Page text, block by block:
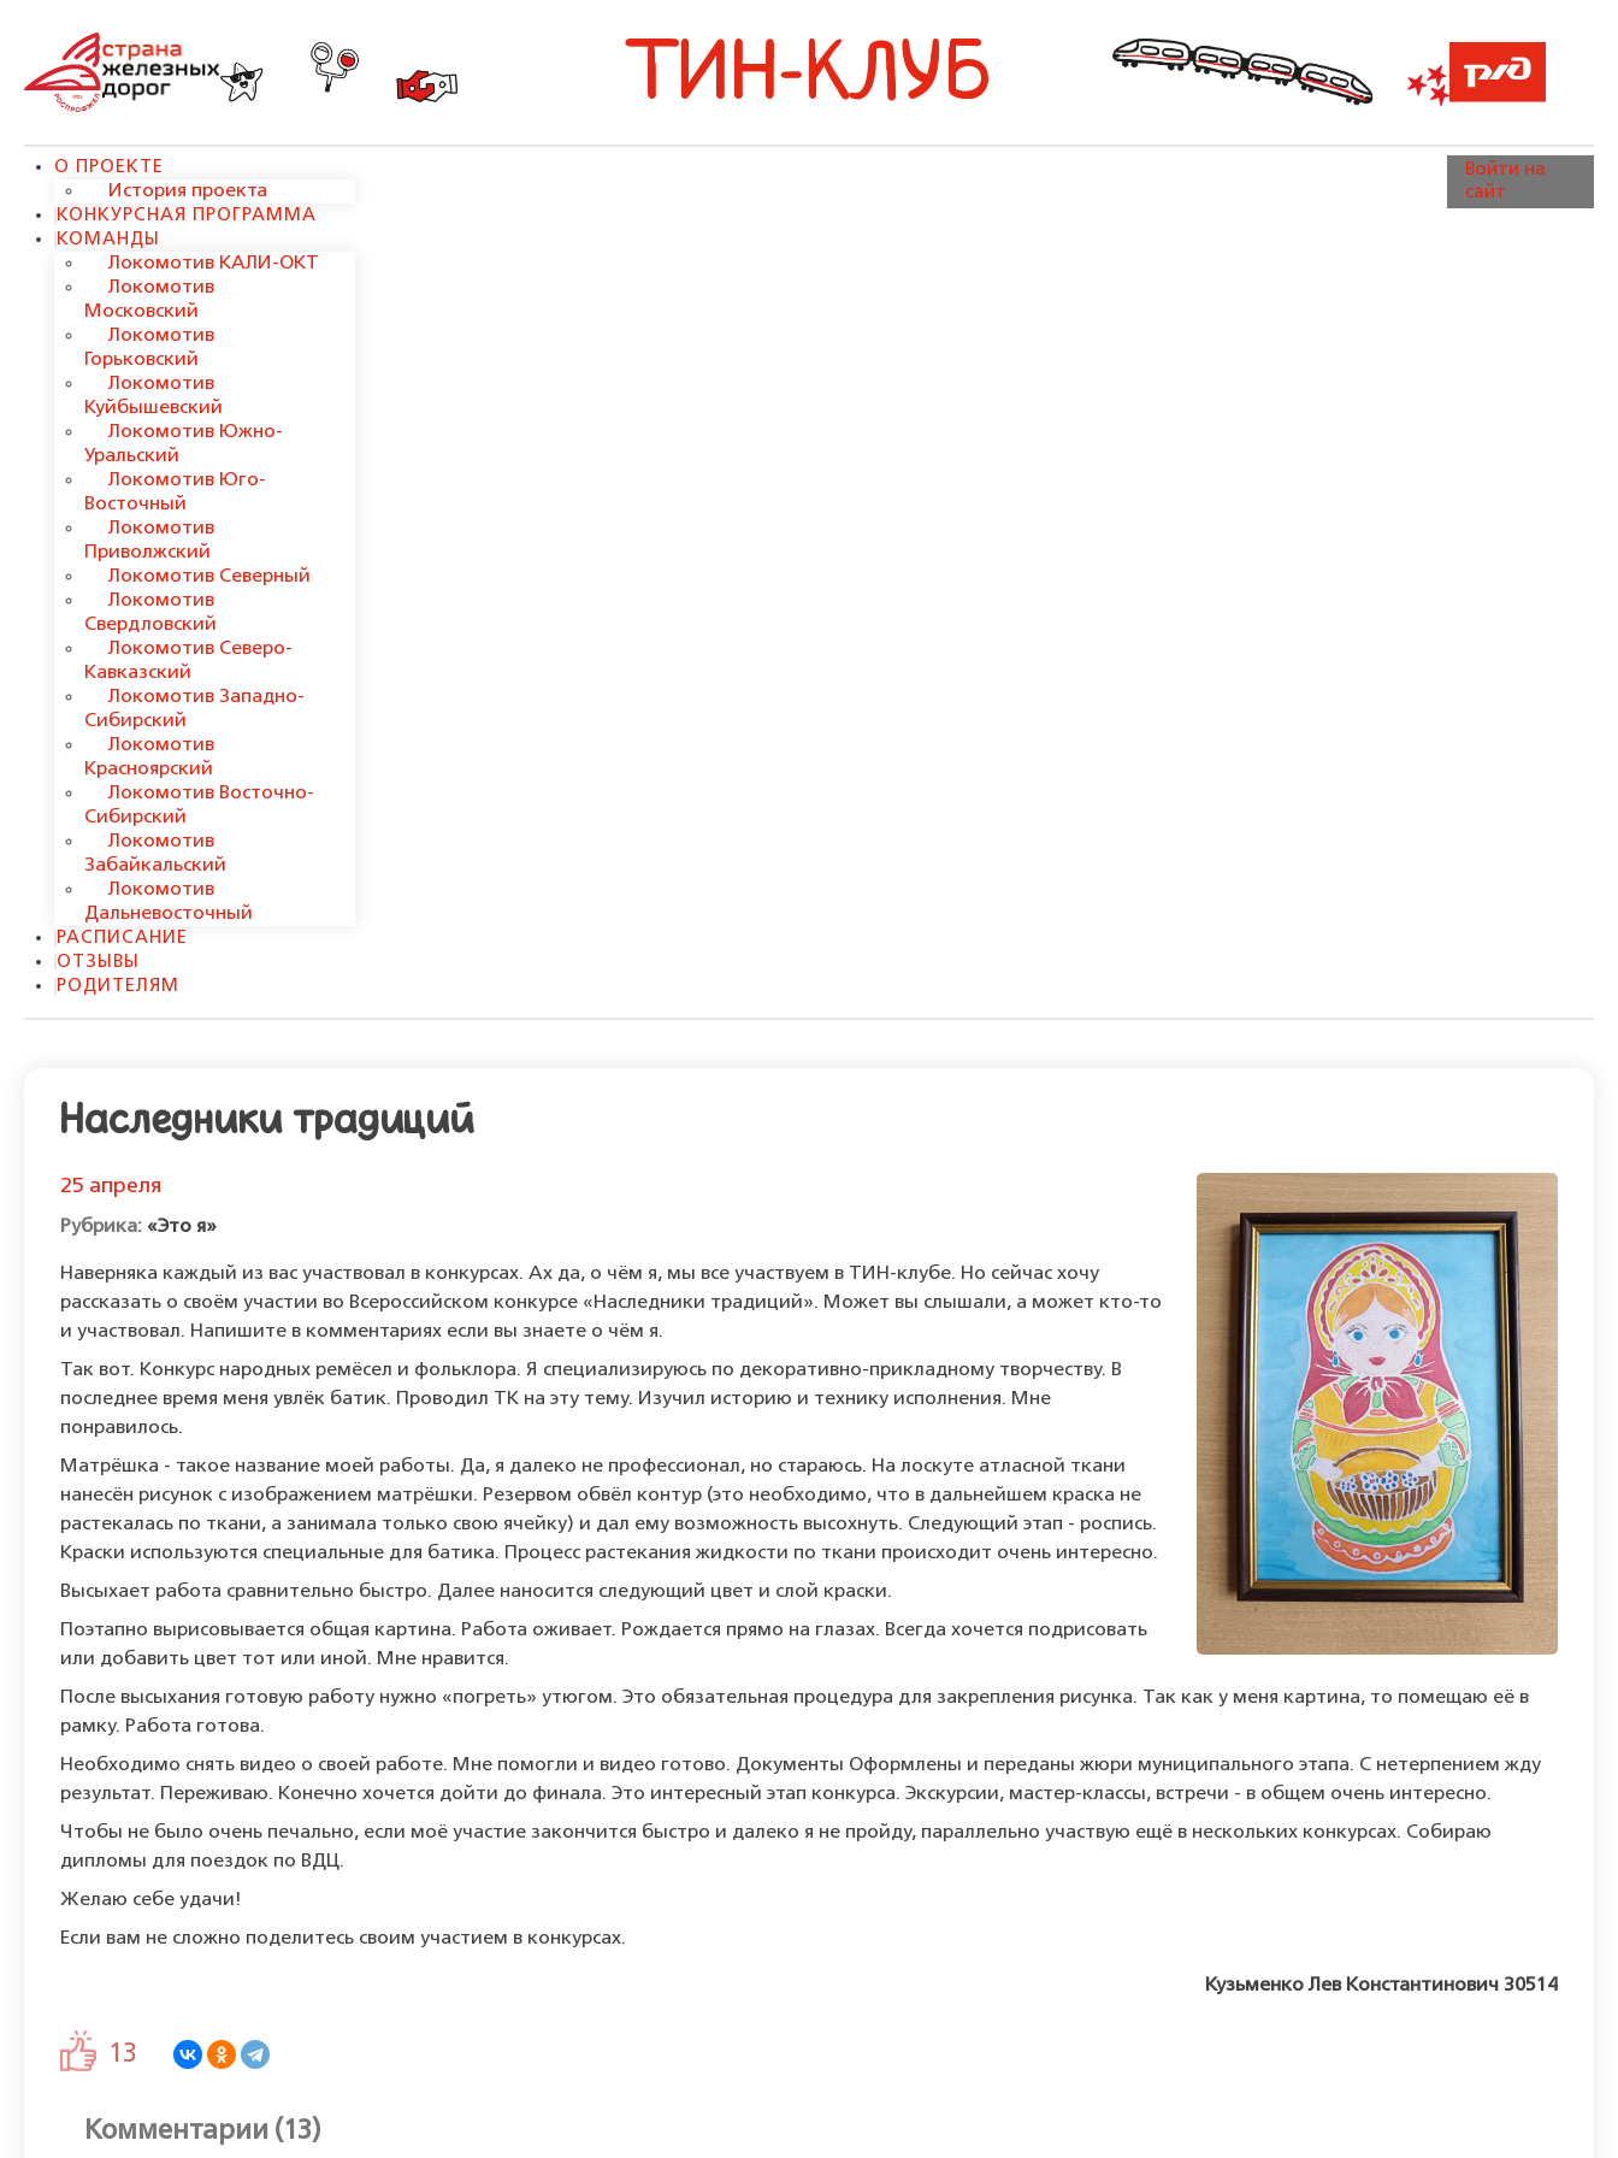
ТИН-КЛУБ
О ПРОЕКТЕ
История проекта
КОНКУРСНАЯ ПРОГРАММА
КОМАНДЫ
Локомотив КАЛИ-ОКТ
Локомотив
Московский
Локомотив
Горьковский
Локомотив
Куйбышевский
Локомотив Южно-
Уральский
Локомотив Юго-
Восточный
Локомотив
Приволжский
Локомотив Северный
Локомотив
Свердловский
Локомотив Северо-
Кавказский
Локомотив Западно-
Сибирский
Локомотив
Красноярский
Локомотив Восточно-
Сибирский
Локомотив
Забайкальский
Локомотив
Дальневосточный
РАСПИСАНИЕ
ОТЗЫВЫ
РОДИТЕЛЯМ
Войти на
сайт
Наследники традиций
25 апреля
«Это я»
Наверняка каждый из вас участвовал в конкурсах. Ах да, о чём я, мы все участвуем в ТИН-клубе. Но сейчас хочу
рассказать о своём участии во Всероссийском конкурсе «Наследники традиций». Может вы слышали, а может кто-то
и участвовал. Напишите в комментариях если вы знаете о чём я.
Так вот. Конкурс народных ремёсел и фольклора. Я специализируюсь по декоративно-прикладному творчеству. В
последнее время меня увлёк батик. Проводил ТК на эту тему. Изучил историю и технику исполнения. Мне
понравилось.
Матрёшка - такое название моей работы. Да, я далеко не профессионал, но стараюсь. На лоскуте атласной ткани
нанесён рисунок с изображением матрёшки. Резервом обвёл контур (это необходимо, что в дальнейшем краска не
растекалась по ткани, а занимала только свою ячейку) и дал ему возможность высохнуть. Следующий этап - роспись.
Краски используются специальные для батика. Процесс растекания жидкости по ткани происходит очень интересно.
Высыхает работа сравнительно быстро. Далее наносится следующий цвет и слой краски.
Поэтапно вырисовывается общая картина. Работа оживает. Рождается прямо на глазах. Всегда хочется подрисовать
или добавить цвет тот или иной. Мне нравится.
После высыхания готовую работу нужно «погреть» утюгом. Это обязательная процедура для закрепления рисунка. Так как у меня картина, то помещаю её в
рамку. Работа готова.
Необходимо снять видео о своей работе. Мне помогли и видео готово. Документы Оформлены и переданы жюри муниципального этапа. С нетерпением жду
результат. Переживаю. Конечно хочется дойти до финала. Это интересный этап конкурса. Экскурсии, мастер-классы, встречи - в общем очень интересно.
Чтобы не было очень печально, если моё участие закончится быстро и далеко я не пройду, параллельно участвую ещё в нескольких конкурсах. Собираю
дипломы для поездок по ВДЦ.
Желаю себе удачи!
Если вам не сложно поделитесь своим участием в конкурсах.
Кузьменко Лев Константинович 30514
13
Комментарии (13)